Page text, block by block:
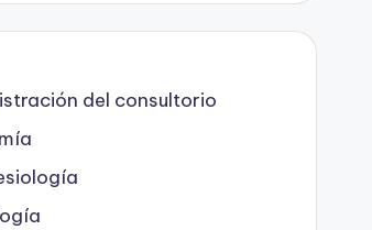
del consultorio